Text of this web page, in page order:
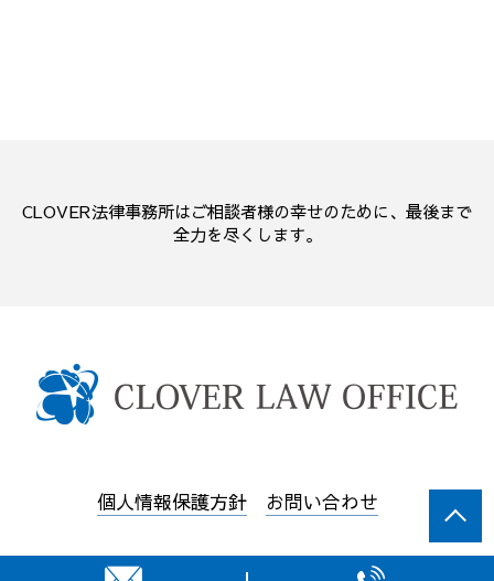
CLOVER法律事務所はご相談者様の幸せのために、最後まで
全力を尽くします。
個人情報保護方針 お問い合わせ